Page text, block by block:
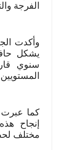
الفرجة
يشكل
سنوي
كما عبرت
إنجاح
مختلف